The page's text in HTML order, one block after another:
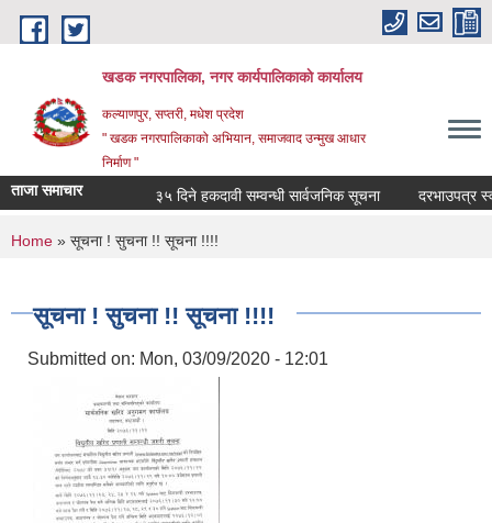
Skip to main content
खडक नगरपालिका, नगर कार्यपालिकाकाे कार्यालय
कल्याणपुर, सप्तरी, मधेश प्रदेश
" खडक नगरपालिकाको अभियान, समाजवाद उन्मुख आधार
निर्माण "
ताजा समाचार ३५ दिने हकदावी सम्वन्धी सार्वजनिक सूचना दरभाउपत्र
You are here
Home » सूचना ! सुचना !! सूचना !!!!
सूचना ! सुचना !! सूचना !!!!
Submitted on: Mon, 03/09/2020 - 12:01